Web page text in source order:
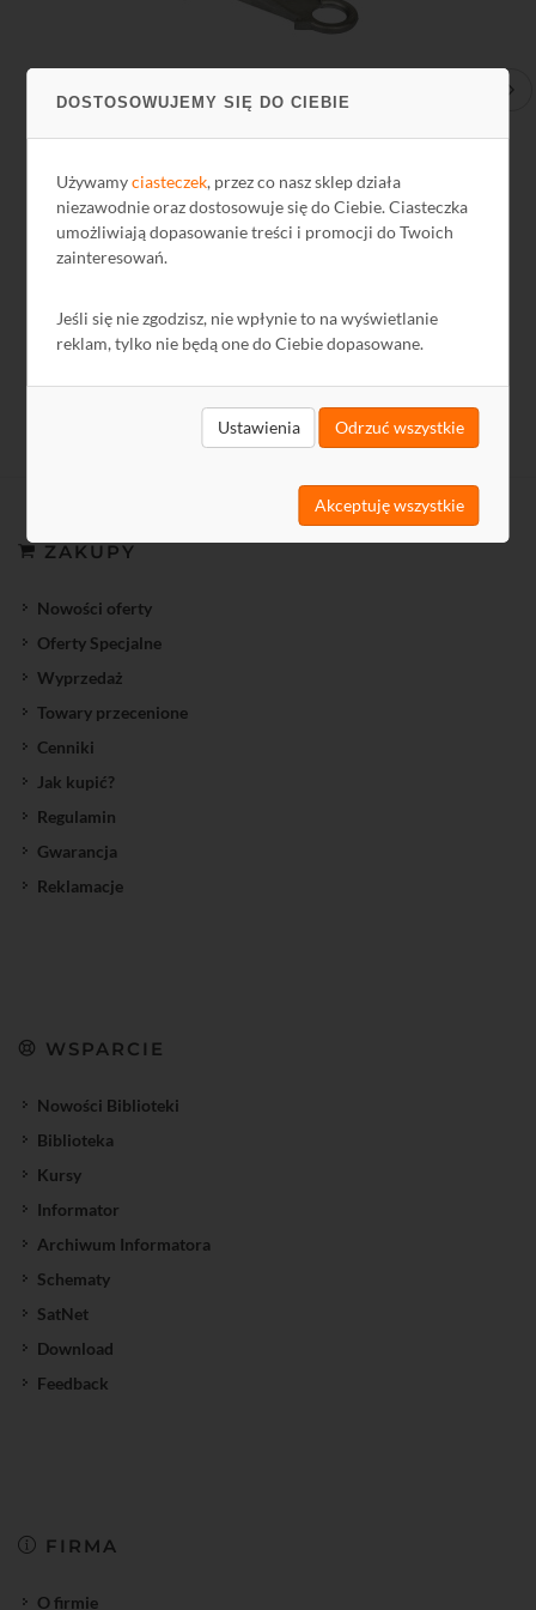
DOSTOSOWUJEMY SIĘ DO CIEBIE
Używamyciasteczek, przez co nasz sklep działa
niezawodnie oraz dostosowuje się do Ciebie. Ciasteczka
umożliwiają dopasowanie treści i promocji do Twoich
zainteresowań.
Jeśli się nie zgodzisz, nie wpłynie to na wyświetlanie
reklam, tylko nie będą one do Ciebie dopasowane.
Ustawienia Odrzuć wszystkie
Akceptuję wszystkie
Wspornik słupowy T1500-ES-AL
11,32 zł
9,20 zł netto
ZAKUPY
Nowości oferty
Oferty Specjalne
Wyprzedaż
Towary przecenione
Cenniki
Jak kupić?
Regulamin
Gwarancja
Reklamacje
WSPARCIE
Nowości Biblioteki
Biblioteka
Kursy
Informator
Archiwum Informatora
Schematy
SatNet
Download
Feedback
FIRMA
O firmie